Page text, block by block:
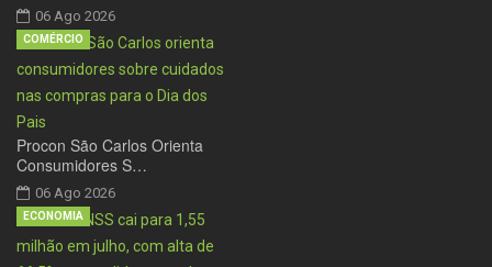
06 Ago 2026
Procon São Carlos Orienta
Consumidores S…
06 Ago 2026
COMÉRCIO
ECONOMIA